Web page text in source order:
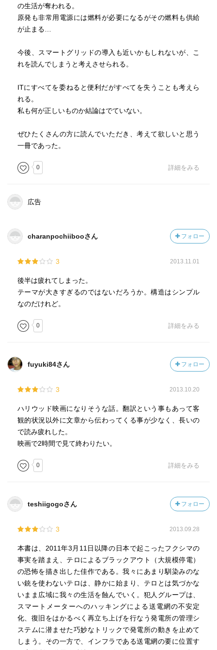
の生活が奪われる。
原発も非常用電源には燃料が必要になるがその燃料も供給
が止まる…
今後、スマートグリッドの導入も近いかもしれないが、こ
れを読んでしまうと考えさせられる。
ITにすべてを委ねると便利だがすべてを失うことも考えら
れる。
私も何が正しいものか結論はでていない。
ぜひたくさんの方に読んでいただき、考えて欲しいと思う
一冊であった。
0 詳細をみる
広告
charanpochiibooさん フォロー
3 2013.11.01
後半は疲れてしまった。
テーマが大きすぎるのではないだろうか。構造はシンプル
なのだけれど。
0 詳細をみる
fuyuki84さん フォロー
3 2013.10.20
ハリウッド映画になりそうな話。翻訳という事もあって客
観的状況以外に文章から伝わってくる事が少なく、長いの
で読み疲れした。
映画で2時間で見て終わりたい。
0 詳細をみる
teshiigogoさん フォロー
3 2013.09.28
本書は、2011年3月11日以降の日本で起こったフクシマの
事実を踏まえ、テロによるブラックアウト（大規模停電）
の恐怖を描き出した佳作である。我々にあまり馴染みのな
い銃を使わないテロは、静かに始まり、テロとは気づかな
いまま広域に我々の生活を蝕んでいく。犯人グループは、
スマートメーターへのハッキングによる送電網の不安定
化、復旧をはかるべく再立ち上げを行なう発電所の管理シ
ステムに潜ませた巧妙なトリックで発電所の動きを止めて
しまう。その一方で、インフラである送電網の要に位置す